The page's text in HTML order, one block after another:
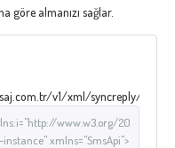
göre almanızı sağlar.
v1/xml/syncreply/
www.w3.org/20
xmlns="SmsApi">